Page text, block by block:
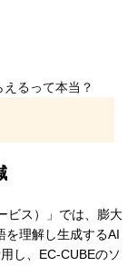
るって本当？
ビス）」では、膨大
を理解し生成するAI
し、EC-CUBEのソ